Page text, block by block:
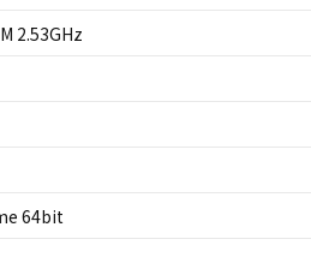
2.53GHz
64bit